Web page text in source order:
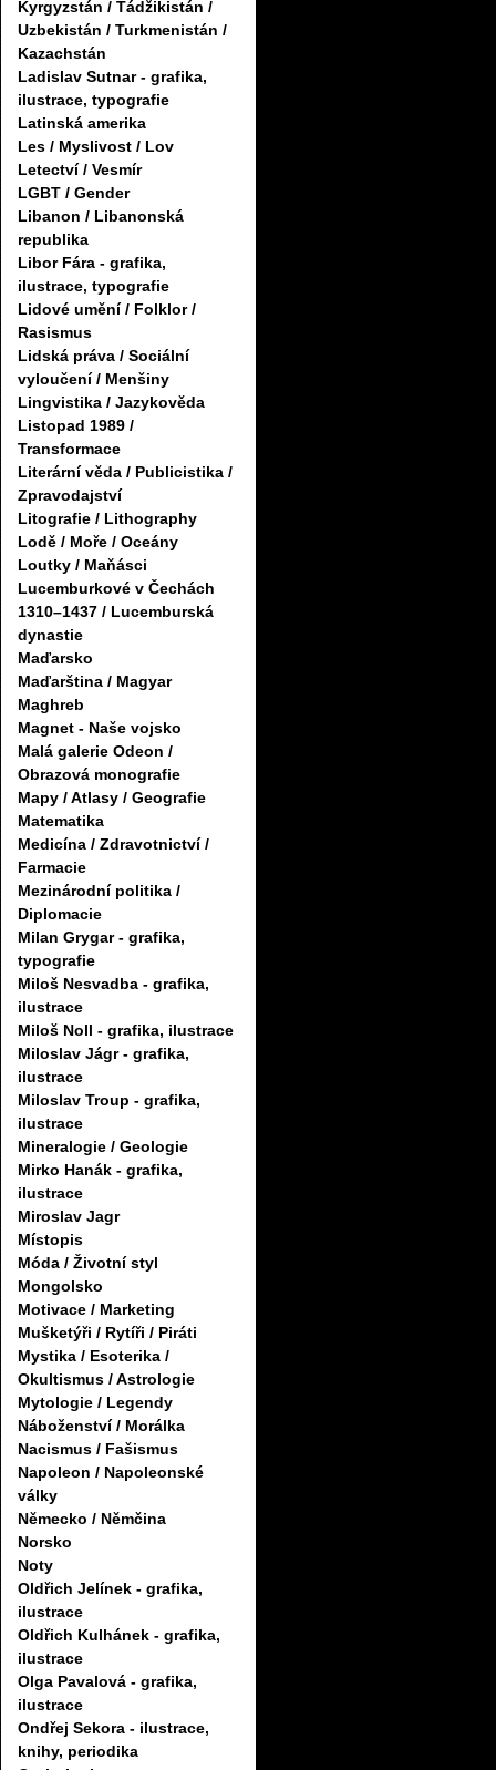
Kyrgyzstán / Tádžikistán /
Uzbekistán / Turkmenistán /
Kazachstán
Ladislav Sutnar - grafika,
ilustrace, typografie
Latinská amerika
Les / Myslivost / Lov
Letectví / Vesmír
LGBT / Gender
Libanon / Libanonská
republika
Libor Fára - grafika,
ilustrace, typografie
Lidové umění / Folklor /
Rasismus
Lidská práva / Sociální
vyloučení / Menšiny
Lingvistika / Jazykověda
Listopad 1989 /
Transformace
Literární věda / Publicistika /
Zpravodajství
Litografie / Lithography
Lodě / Moře / Oceány
Loutky / Maňásci
Lucemburkové v Čechách
1310–1437 / Lucemburská
dynastie
Maďarsko
Maďarština / Magyar
Maghreb
Magnet - Naše vojsko
Malá galerie Odeon /
Obrazová monografie
Mapy / Atlasy / Geografie
Matematika
Medicína / Zdravotnictví /
Farmacie
Mezinárodní politika /
Diplomacie
Milan Grygar - grafika,
typografie
Miloš Nesvadba - grafika,
ilustrace
Miloš Noll - grafika, ilustrace
Miloslav Jágr - grafika,
ilustrace
Miloslav Troup - grafika,
ilustrace
Mineralogie / Geologie
Mirko Hanák - grafika,
ilustrace
Miroslav Jagr
Místopis
Móda / Životní styl
Mongolsko
Motivace / Marketing
Mušketýři / Rytíři / Piráti
Mystika / Esoterika /
Okultismus / Astrologie
Mytologie / Legendy
Náboženství / Morálka
Nacismus / Fašismus
Napoleon / Napoleonské
války
Německo / Němčina
Norsko
Noty
Oldřich Jelínek - grafika,
ilustrace
Oldřich Kulhánek - grafika,
ilustrace
Olga Pavalová - grafika,
ilustrace
Ondřej Sekora - ilustrace,
knihy, periodika